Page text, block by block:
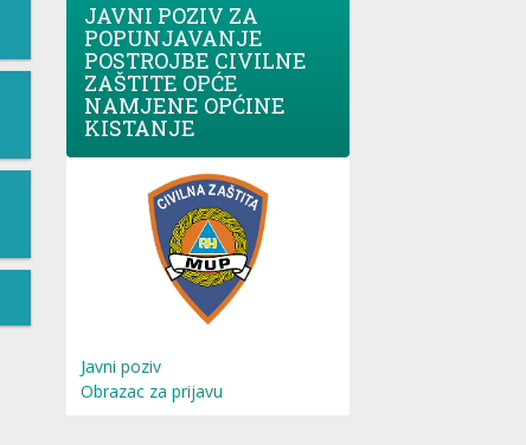
JAVNI POZIV ZA
POPUNJAVANJE
POSTROJBE CIVILNE
ZAŠTITE OPĆE
NAMJENE OPĆINE
KISTANJE
Javni poziv
Obrazac za prijavu